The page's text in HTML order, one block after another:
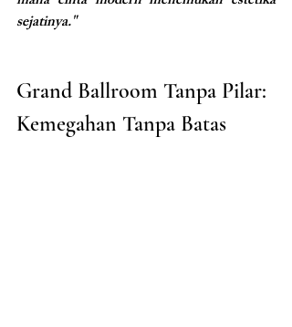
sejatinya."
Grand Ballroom Tanpa Pilar:
Kemegahan Tanpa Batas